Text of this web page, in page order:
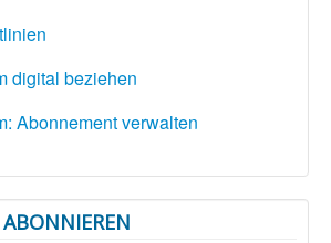
digital beziehen
Abonnement verwalten